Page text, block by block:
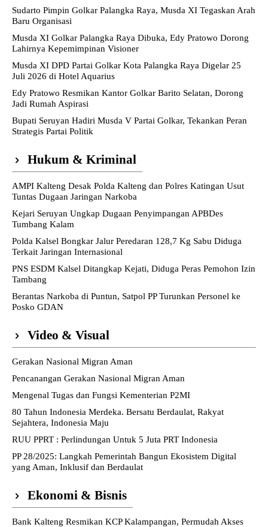
Sudarto Pimpin Golkar Palangka Raya, Musda XI Tegaskan Arah
Baru Organisasi
Musda XI Golkar Palangka Raya Dibuka, Edy Pratowo Dorong
Lahirnya Kepemimpinan Visioner
Musda XI DPD Partai Golkar Kota Palangka Raya Digelar 25
Juli 2026 di Hotel Aquarius
Edy Pratowo Resmikan Kantor Golkar Barito Selatan, Dorong
Jadi Rumah Aspirasi
Bupati Seruyan Hadiri Musda V Partai Golkar, Tekankan Peran
Strategis Partai Politik
Hukum & Kriminal
AMPI Kalteng Desak Polda Kalteng dan Polres Katingan Usut
Tuntas Dugaan Jaringan Narkoba
Kejari Seruyan Ungkap Dugaan Penyimpangan APBDes
Tumbang Kalam
Polda Kalsel Bongkar Jalur Peredaran 128,7 Kg Sabu Diduga
Terkait Jaringan Internasional
PNS ESDM Kalsel Ditangkap Kejati, Diduga Peras Pemohon Izin
Tambang
Berantas Narkoba di Puntun, Satpol PP Turunkan Personel ke
Posko GDAN
Video & Visual
Gerakan Nasional Migran Aman
Pencanangan Gerakan Nasional Migran Aman
Mengenal Tugas dan Fungsi Kementerian P2MI
80 Tahun Indonesia Merdeka. Bersatu Berdaulat, Rakyat
Sejahtera, Indonesia Maju
RUU PPRT : Perlindungan Untuk 5 Juta PRT Indonesia
PP 28/2025: Langkah Pemerintah Bangun Ekosistem Digital
yang Aman, Inklusif dan Berdaulat
Ekonomi & Bisnis
Bank Kalteng Resmikan KCP Kalampangan, Permudah Akses